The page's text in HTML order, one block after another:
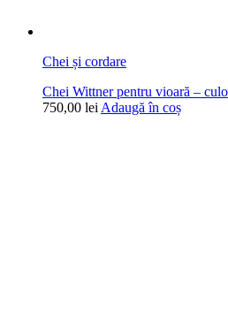
Chei și cordare
Chei Wittner pentru vioară –
750,00 lei Adaugă în coș